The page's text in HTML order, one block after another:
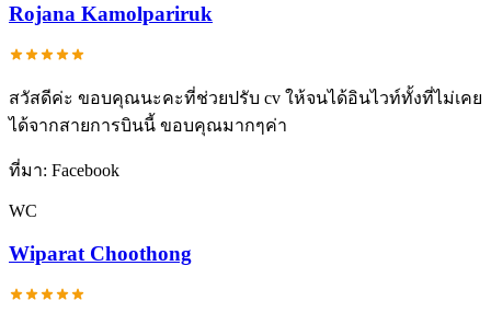
Rojana Kamolpariruk
สวัสดีค่ะ ขอบคุณนะคะที่ช่วยปรับ cv ให้จนได้อินไวท์ทั้งที่ไม่เคย
ได้จากสายการบินนี้ ขอบคุณมากๆค่า
ที่มา: Facebook
WC
Wiparat Choothong